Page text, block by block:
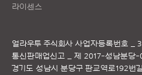
라이센스
얼라우투 주식회사 사업자등록번호
통신판매업신고 _ 제 2017-성남분당-
경기도 성남시 분당구 판교역로192번